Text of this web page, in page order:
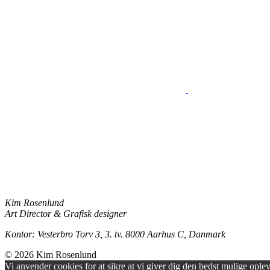
Kim Rosenlund
Art Director & Grafisk designer
Kontor: Vesterbro Torv 3, 3. tv. 8000 Aarhus C, Danmark
© 2026 Kim Rosenlund
Vi anvender cookies for at sikre at vi giver dig den bedst mulige